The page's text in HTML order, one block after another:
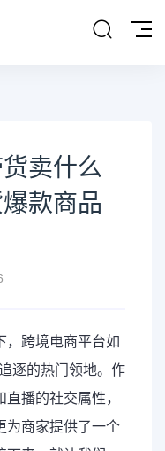
卖什么
款商品
，跨境电商平台如
逐的热门领地。作
播的社交属性，
为商家提供了一个